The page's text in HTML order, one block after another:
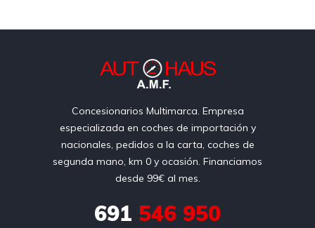
Concesionarios Multimarca. Empresa
especializada en coches de importación y
nacionales, pedidos a la carta, coches de
segunda mano, km 0 y ocasión. Financiamos
desde 99€ al mes.
691 546 950